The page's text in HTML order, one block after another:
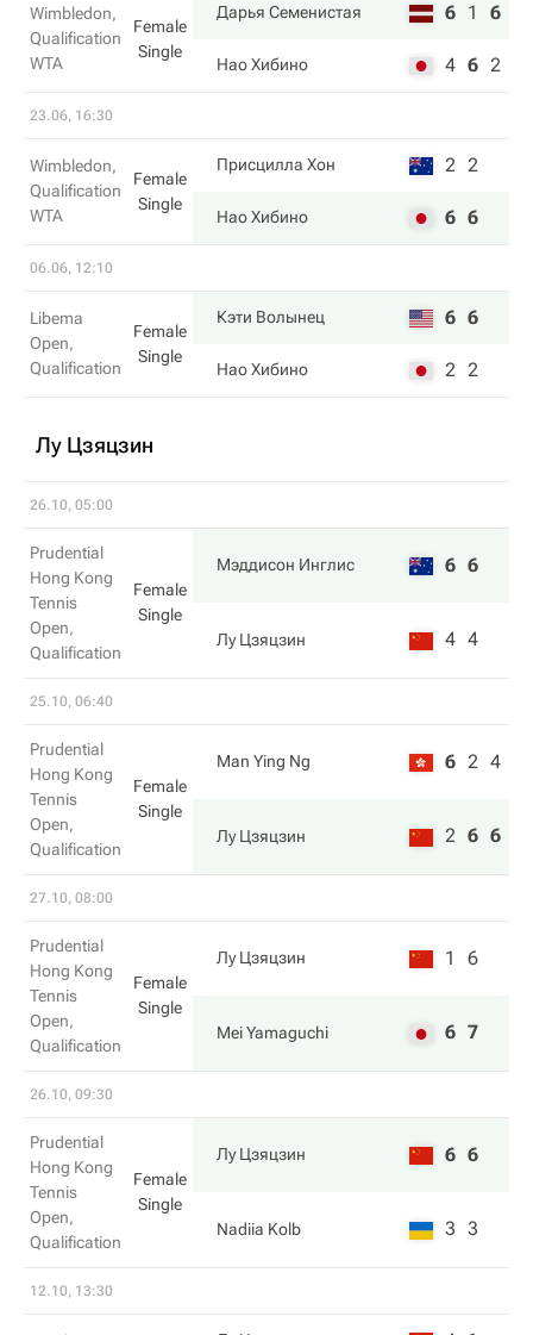
Wimbledon,
Qualification
WTA
Female
Single
Дарья Семенистая 6 1 6
Нао Хибино 4 6 2
23.06, 16:30
Wimbledon,
Qualification
WTA
Female
Single
Присцилла Хон 2 2
Нао Хибино 6 6
06.06, 12:10
Libema
Open,
Qualification
Female
Single
Кэти Волынец 6 6
Нао Хибино 2 2
Лу Цзяцзин
26.10, 05:00
Prudential
Hong Kong
Tennis
Open,
Qualification
Female
Single
Мэддисон Инглис 6 6
Лу Цзяцзин 4 4
25.10, 06:40
Prudential
Hong Kong
Tennis
Open,
Qualification
Female
Single
Man Ying Ng 6 2 4
Лу Цзяцзин 2 6 6
27.10, 08:00
Prudential
Hong Kong
Tennis
Open,
Qualification
Female
Single
Лу Цзяцзин 1 6
Mei Yamaguchi 6 7
26.10, 09:30
Prudential
Hong Kong
Tennis
Open,
Qualification
Female
Single
Лу Цзяцзин 6 6
Nadiia Kolb 3 3
12.10, 13:30